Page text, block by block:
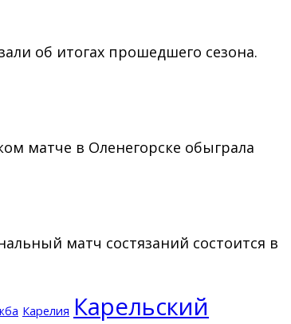
об итогах прошедшего сезона.
матче в Оленегорске обыграла
матч состязаний состоится в
Карелия Карельский